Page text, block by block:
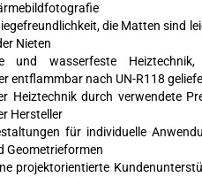
die Matten sind
Nieten
und wasserfeste
entflammbar nach UN-R118
Heiztechnik durch verwendete
Hersteller
für individuelle
Geometrieformen
projektorientierte